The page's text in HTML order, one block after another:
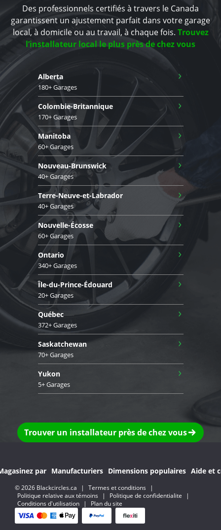
Des professionnels certifiés à travers le Canada
garantissent un ajustement parfait dans votre garage
local, à domicile ou au travail, à chaque fois. Trouvez
l’installateur local le plus près de chez vous
Alberta
180+ Garages
›
Colombie-Britannique
170+ Garages
›
Manitoba
60+ Garages
›
Nouveau-Brunswick
40+ Garages
›
Terre-Neuve-et-Labrador
40+ Garages
›
Nouvelle-Écosse
60+ Garages
›
Ontario
340+ Garages
›
Île-du-Prince-Édouard
20+ Garages
›
Québec
372+ Garages
›
Saskatchewan
70+ Garages
›
Yukon
5+ Garages
›
Trouver un installateur près de chez vous
par Manufacturiers Dimensions populaires Aide et
© 2026 Blackcircles.ca | Termes et conditions
|
Politique relative aux témoins
| Politique de confidentialite
|
Conditions d'utilisation
| Plan du site